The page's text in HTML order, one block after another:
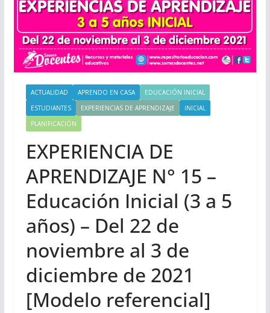
ACTUALIDAD APRENDO EN CASA
EDUCACIÓN INICIAL
ESTUDIANTES
EXPERIENCIAS DE APRENDIZAJE
INICIAL
PLANIFICACIÓN
EXPERIENCIA DE
APRENDIZAJE N° 15 –
Educación Inicial (3 a 5
años) – Del 22 de
noviembre al 3 de
diciembre de 2021
[Modelo referencial]